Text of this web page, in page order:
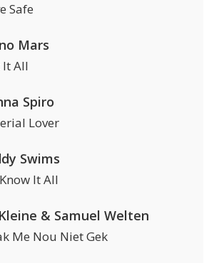
Safe
Mars
It All
Spiro
Lover
Swims
It All
& Samuel Welten
Me Nou Niet Gek